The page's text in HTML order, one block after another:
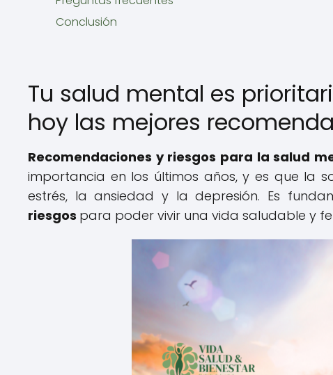
Conclusión
Tu salud mental es
hoy las mejores
Recomendaciones y riesgos para la salud
importancia en los últimos años, y es que la
estrés, la ansiedad y la depresión. Es
riesgos para poder vivir una vida saludable y